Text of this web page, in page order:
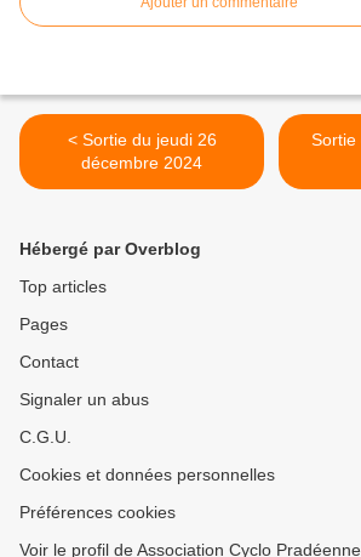
< Sortie du jeudi 26
décembre 2024
Sortie
Hébergé par Overblog
Top articles
Pages
Contact
Signaler un abus
C.G.U.
Cookies et données personnelles
Préférences cookies
Voir le profil de Association Cyclo